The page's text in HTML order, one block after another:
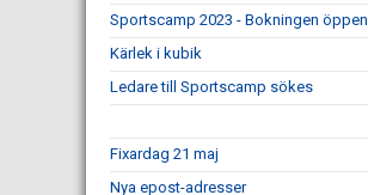
Sportscamp 2023 - Bokningen öppen
Kärlek i kubik
Ledare till Sportscamp sökes
Fixardag 21 maj
Nya epost-adresser